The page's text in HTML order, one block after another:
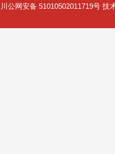
川公网安备 51010502011719号 技